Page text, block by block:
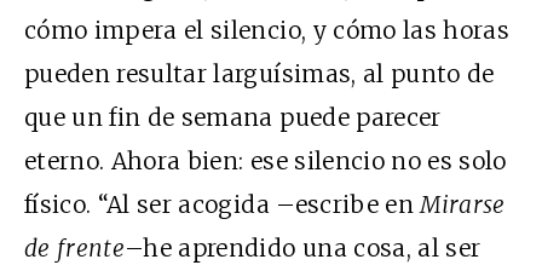
cómo impera el silencio, y cómo las horas
pueden resultar larguísimas, al punto de
que un fin de semana puede parecer
eterno. Ahora bien: ese silencio no es solo
físico. “Al ser acogida –escribe enMirarse
de frente–he aprendido una cosa, al ser